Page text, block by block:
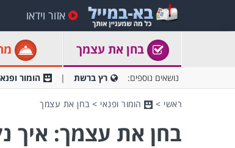
אזור וידאו
בחן את עצמך
נושאים נוספים: רץ ברשת הומור
ראשי > הומור ופנאי > בחן את עצמך
בחן את עצמך: איך